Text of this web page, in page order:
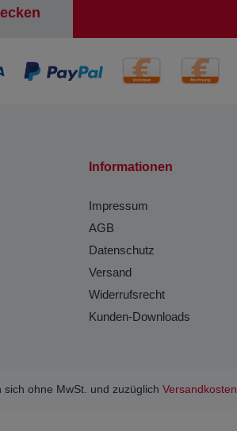
Informationen
Impressum
AGB
Datenschutz
Versand
Widerrufsrecht
Kunden-Downloads
sich ohne MwSt. und zuzüglich Versandkosten